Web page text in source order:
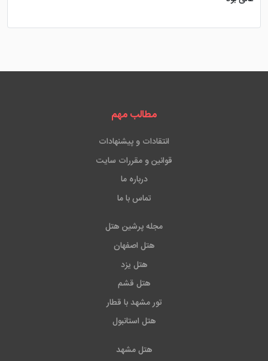
مطالب مهم
انتقادات و پیشنهادات
قوانین و مقررات سایت
درباره ما
تماس با ما
مجله پرشین هتل
هتل اصفهان
هتل یزد
هتل قشم
تور مشهد با قطار
هتل استانبول
هتل مشهد